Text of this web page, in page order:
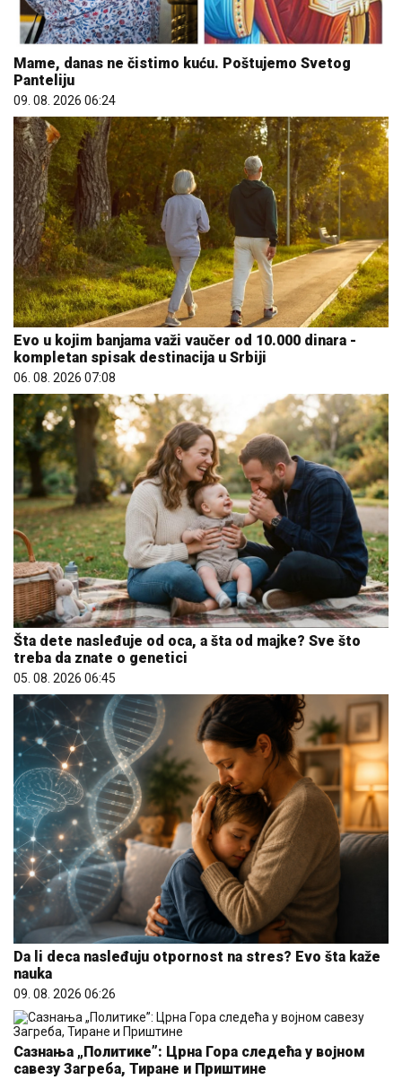
Mame, danas ne čistimo kuću. Poštujemo Svetog
Panteliju
09. 08. 2026 06:24
Evo u kojim banjama važi vaučer od 10.000 dinara -
kompletan spisak destinacija u Srbiji
06. 08. 2026 07:08
Šta dete nasleđuje od oca, a šta od majke? Sve što
treba da znate o genetici
05. 08. 2026 06:45
Da li deca nasleđuju otpornost na stres? Evo šta kaže
nauka
09. 08. 2026 06:26
Сазнања „Политике”: Црна Гора следећа у војном
савезу Загреба, Тиране и Приштине